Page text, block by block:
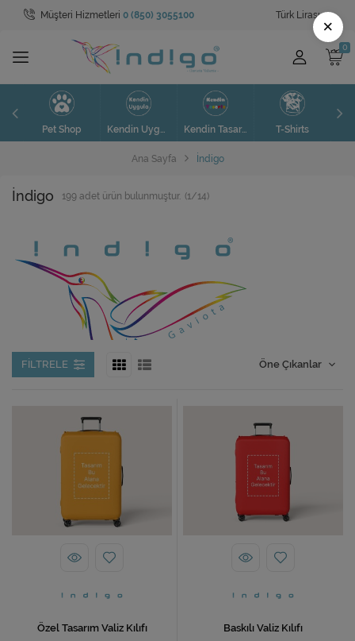
Müşteri Hizmetleri 0 (850) 3055100 Türk Lirası
Tüm Kategoriler
Pet Shop
SAAT
Sweatshirt
Kendin Uygula
Kendin Tasarla
Valizler
Toptan Satış
Ev Hediyeleri
Pet Shop Kendin Uygula Kendin Tasarla T-Shirts
Ana Sayfa İndigo
İndigo 199 adet ürün bulunmuştur. (1/14)
FILTRELE
Özel Tasarım Valiz Kılıfı Baskılı Valiz Kılıfı
×